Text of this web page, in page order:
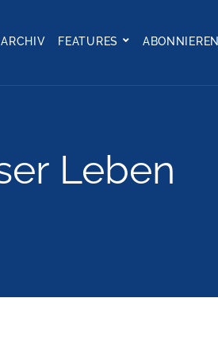
FEATURES ABONNIEREN
Leben